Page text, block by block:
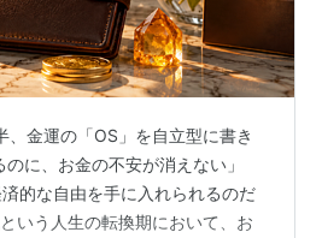
金運の「OS」を自立型に書き
に、お金の不安が消えない」
済的な自由を手に入れられるのだ
いう人生の転換期において、お